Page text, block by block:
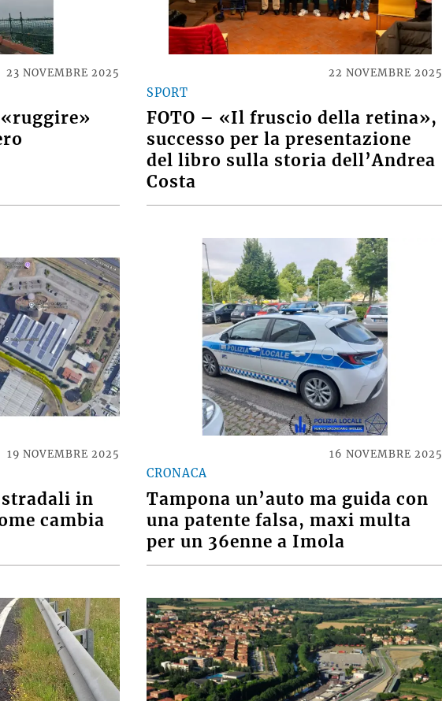
23 NOVEMBRE 2025
SPORT
FOTO – «Il fruscio della retina»,
successo per la presentazione
del libro sulla storia dell’Andrea
Costa
22 NOVEMBRE 2025
in
cambia
19 NOVEMBRE 2025
CRONACA
Tampona un’auto ma guida con
una patente falsa, maxi multa
per un 36enne a Imola
16 NOVEMBRE 2025